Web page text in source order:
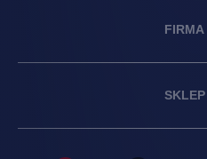
FIRMA
SKLEP